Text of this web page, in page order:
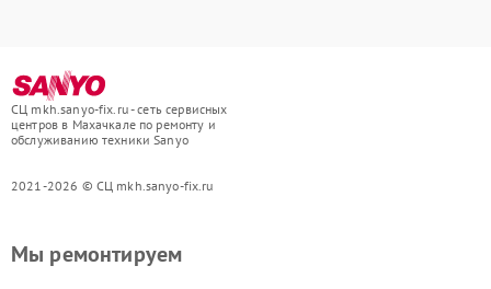
СЦ mkh.sanyo-fix.ru - сеть сервисных
центров в Махачкале по ремонту и
обслуживанию техники Sanyo
2021-2026 © СЦ mkh.sanyo-fix.ru
Мы ремонтируем